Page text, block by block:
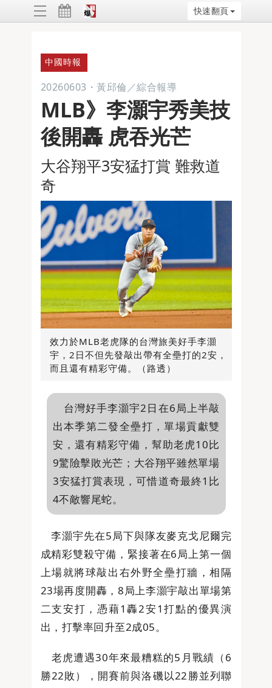
快速翻頁
中國時報
20260603 ・ 黃邱倫／綜合報導
MLB》李灝宇秀美技
後開轟 虎吞光芒
大谷翔平3安猛打賞 難救道
奇
效力於MLB老虎隊的台灣旅美好手李灝
宇，2日不但先發敲出帶有全壘打的2安，
而且還有精彩守備。（路透）
台灣好手李灝宇2日在6局上半敲
出本季第二發全壘打，單場貢獻雙
安，還有精彩守備，幫助老虎10比
9驚險擊敗光芒；大谷翔平雖然單場
3安猛打賞表現，可惜道奇最終1比
4不敵響尾蛇。
李灝宇先在5局下與隊友麥克戈尼爾完
成精彩雙殺守備，緊接著在6局上第一個
上場就將球敲出右外野全壘打牆，相隔
23場再度開轟，8局上李灝宇敲出單場第
二支安打，憑藉1轟2安1打點的優異演
出，打擊率回升至2成05。
老虎遭遇30年來最糟糕的5月戰績（6
勝22敗），開賽前與洛磯以22勝並列聯